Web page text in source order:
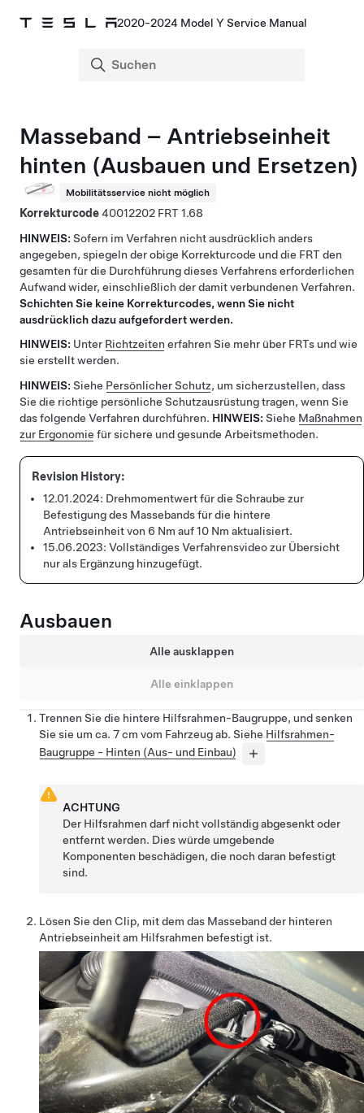
2020-2024 Model Y Service Manual
Masseband – Antriebseinheit
hinten (Ausbauen und Ersetzen)
Mobilitätsservice nicht möglich
Korrekturcode40012202
1.68
HINWEIS: Sofern im Verfahren nicht ausdrücklich anders
angegeben, spiegeln der obige Korrekturcode und die FRT den
gesamten für die Durchführung dieses Verfahrens erforderlichen
Aufwand wider, einschließlich der damit verbundenen Verfahren.
Schichten Sie keine Korrekturcodes, wenn Sie nicht
ausdrücklich dazu aufgefordert werden.
HINWEIS: Unter Richtzeiten erfahren Sie mehr über FRTs und wie
sie erstellt werden.
HINWEIS: Siehe Persönlicher Schutz, um sicherzustellen, dass
Sie die richtige persönliche Schutzausrüstung tragen, wenn Sie
das folgende Verfahren durchführen. HINWEIS: Siehe Maßnahmen
zur Ergonomie für sichere und gesunde Arbeitsmethoden.
12.01.2024: Drehmomentwert für die Schraube zur
Befestigung des Massebands für die hintere
Antriebseinheit von 6 Nm auf 10 Nm aktualisiert.
15.06.2023: Vollständiges Verfahrensvideo zur Übersicht
nur als Ergänzung hinzugefügt.
Ausbauen
Alle ausklappen
Alle einklappen
Trennen Sie die hintere Hilfsrahmen-Baugruppe, und senken
Sie sie um ca. 7 cm vom Fahrzeug ab. Siehe Hilfsrahmen-
Baugruppe - Hinten (Aus- und Einbau)
ACHTUNG
Der Hilfsrahmen darf nicht vollständig abgesenkt oder
entfernt werden. Dies würde umgebende
Komponenten beschädigen, die noch daran befestigt
sind.
Lösen Sie den Clip, mit dem das Masseband der hinteren
Antriebseinheit am Hilfsrahmen befestigt ist.